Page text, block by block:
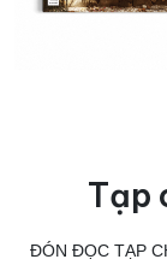
Tạp
ĐÓN ĐỌC TẠP